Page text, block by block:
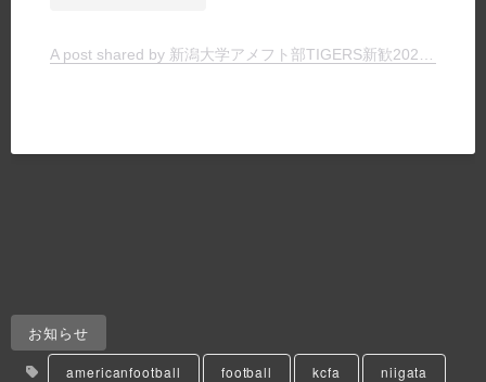
お知らせ
americanfootball football kcfa niigata